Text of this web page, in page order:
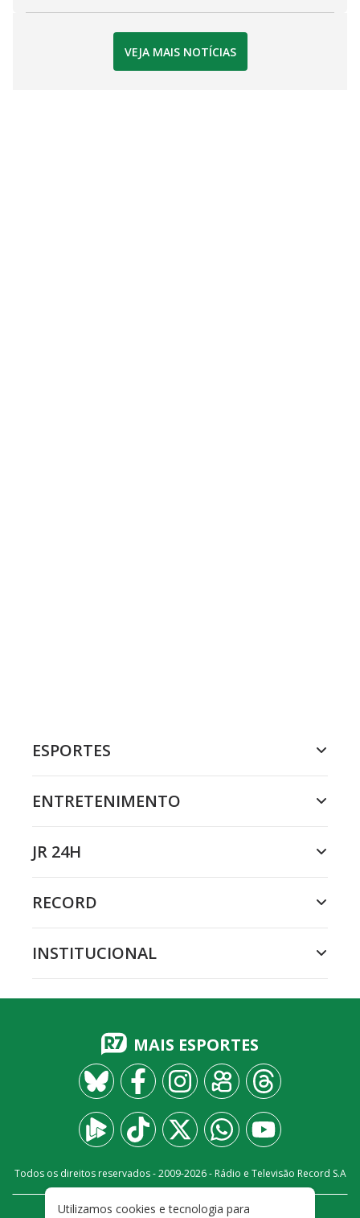
VEJA MAIS NOTÍCIAS
ESPORTES
ENTRETENIMENTO
JR 24H
RECORD
INSTITUCIONAL
MAIS ESPORTES
Todos os direitos reservados - 2009-2026- Rádio e Televisão Record S.A
Utilizamos cookies e tecnologia para